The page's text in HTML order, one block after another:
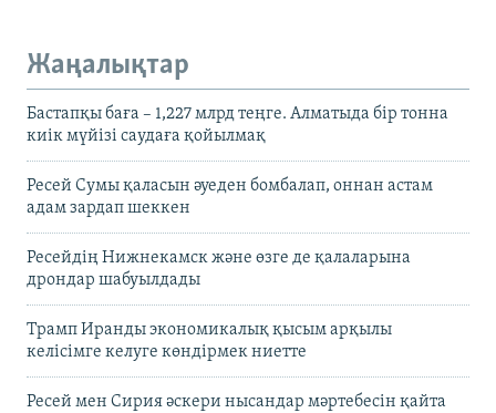
Жаңалықтар
Бастапқы баға – 1,227 млрд теңге. Алматыда бір тонна
киік мүйізі саудаға қойылмақ
Ресей Сумы қаласын әуеден бомбалап, оннан астам
адам зардап шеккен
Ресейдің Нижнекамск және өзге де қалаларына
дрондар шабуылдады
Трамп Иранды экономикалық қысым арқылы
келісімге келуге көндірмек ниетте
Ресей мен Сирия әскери нысандар мәртебесін қайта